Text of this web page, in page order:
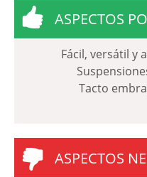
ASPECTOS
Fácil, versátil y
Tacto
ASPECTOS